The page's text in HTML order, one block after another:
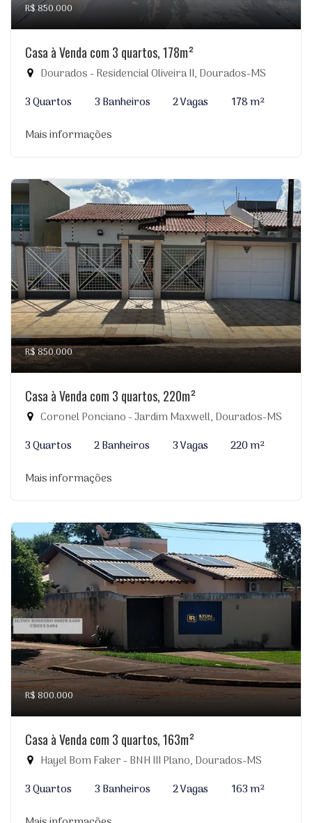
R$ 850.000
Casa à Venda com 3 quartos, 178m²
Dourados - Residencial Oliveira II, Dourados-MS
3 Quartos
3 Banheiros 2 Vagas
178 m²
Mais informações
R$ 850.000
Casa à Venda com 3 quartos, 220m²
Coronel Ponciano - Jardim Maxwell, Dourados-MS
3 Quartos
2 Banheiros 3 Vagas
220 m²
Mais informações
R$ 800.000
Casa à Venda com 3 quartos, 163m²
Hayel Bom Faker - BNH III Plano, Dourados-MS
3 Quartos
3 Banheiros 2 Vagas
163 m²